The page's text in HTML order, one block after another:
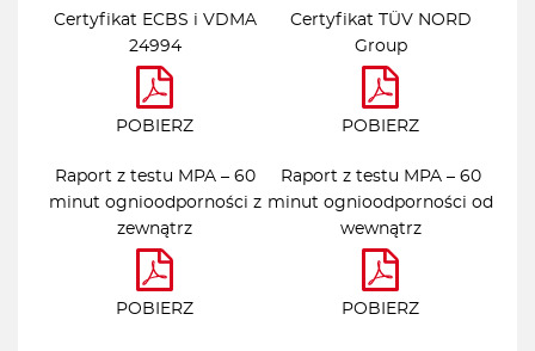
Certyfikat ECBS i VDMA
24994
POBIERZ
Certyfikat TÜV NORD
Group
POBIERZ
Raport z testu MPA – 60
minut ognioodporności z
zewnątrz
POBIERZ
Raport z testu MPA – 60
minut ognioodporności od
wewnątrz
POBIERZ